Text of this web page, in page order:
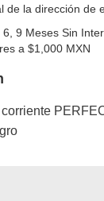
de la dirección de
9 Meses Sin
a $1,000 MXN